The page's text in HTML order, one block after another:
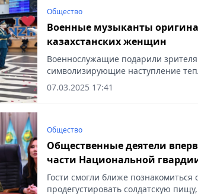
Общество
Военные музыканты
казахстанских женщин
Военнослужащие подарили
символизирующие наступление
07.03.2025 17:41
Общество
Общественные деятели
части Национальной
Гости смогли ближе
продегустировать солдатскую